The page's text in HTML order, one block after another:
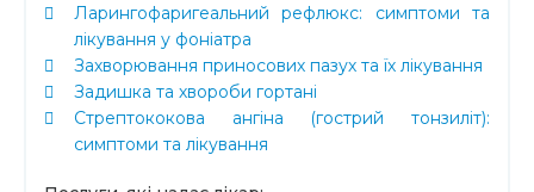
Ларингофаригеальний рефлюкс: симптоми та
лікування у фоніатра
Захворювання приносових пазух та їх лікування
Задишка та хвороби гортані
Стрептококова ангіна (гострий тонзиліт):
симптоми та лікування